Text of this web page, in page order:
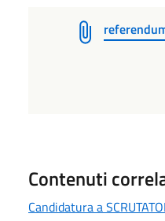
Contenuti
Candidatura a